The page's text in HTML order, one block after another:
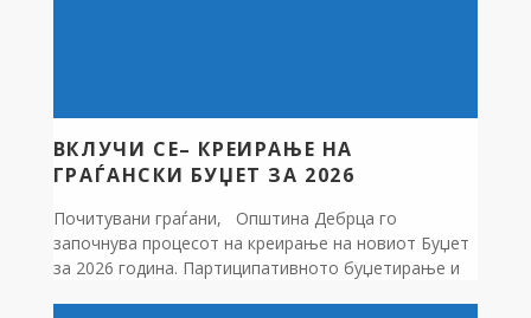
ВКЛУЧИ СЕ– КРЕИРАЊЕ НА
ГРАЃАНСКИ БУЏЕТ ЗА 2026
Почитувани граѓани, Општина Дебрца го
започнува процесот на креирање на новиот Буџет
за 2026 година. Партиципативното буџетирање и